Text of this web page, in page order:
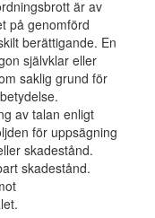
är av
på genomförd
berättigande. En
självklar eller
saklig grund för
av talan enligt
för uppsägning
skadestånd.
skadestånd.